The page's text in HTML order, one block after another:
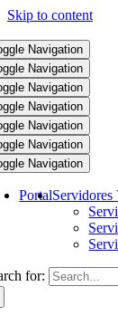
Skip to content
Navigation
Navigation
Navigation
Navigation
Navigation
Navigation
Navigation
Portal
for: